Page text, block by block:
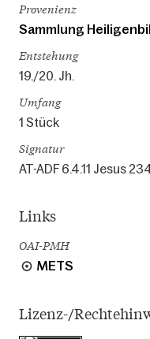
Provenienz
Sammlung
Entstehung
19./20. Jh.
Umfang
1 Stück
Signatur
AT-ADF 6.4.11 Jesus
Links
OAI-PMH
METS
Lizenz-/